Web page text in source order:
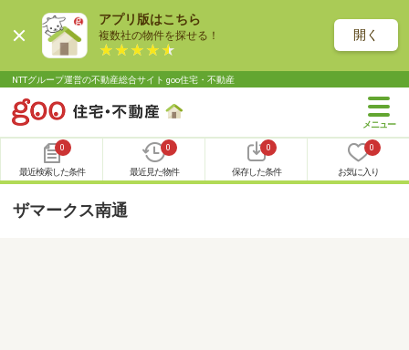
アプリ版はこちら
複数社の物件を探せる！ 開く
NTTグループ運営の不動産総合サイト goo住宅・不動産
0
最近検索した条件
0
最近見た物件
0
保存した条件
0
お気に入り
ザマークス南通